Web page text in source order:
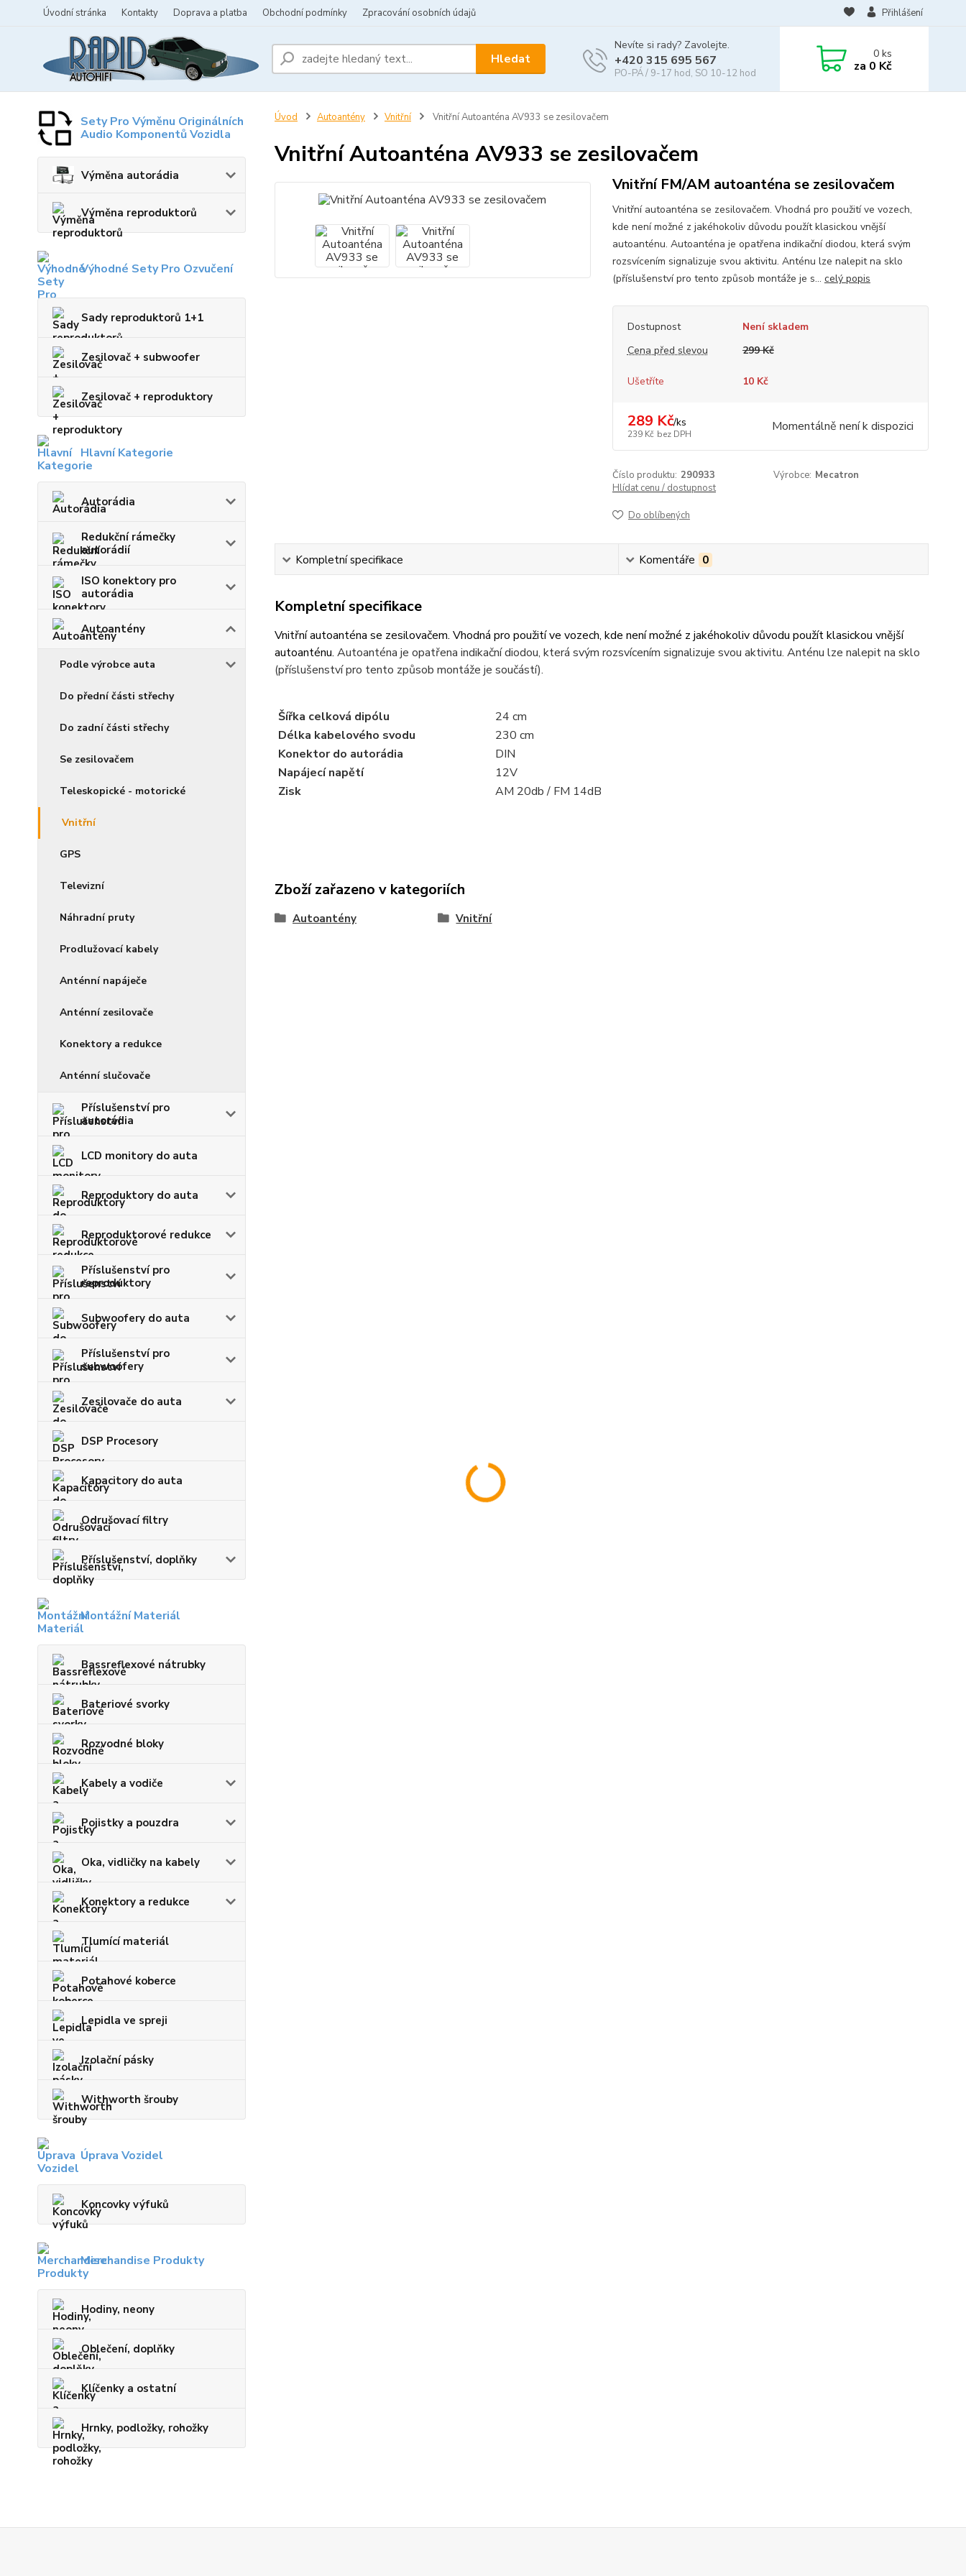
Úvodní stránka Kontakty Doprava a platba Obchodní podmínky Zpracování osobních údajů Přihlášení
Hledat
Nevíte si rady? Zavolejte.
+420 315 695 567
PO-PÁ / 9-17 hod, SO 10-12 hod
0ks
za 0 Kč
Sety Pro Výměnu Originálních
Audio Komponentů Vozidla
Výměna autorádia
Výměna reproduktorů
Výhodné Sety Pro Ozvučení
Sady reproduktorů 1+1
Zesilovač + subwoofer
Zesilovač + reproduktory
Hlavní Kategorie
Autorádia
Redukční rámečky
autorádií
ISO konektory pro
autorádia
Autoantény
Podle výrobce auta
Do přední části střechy
Do zadní části střechy
Se zesilovačem
Teleskopické - motorické
Vnitřní
GPS
Televizní
Náhradní pruty
Prodlužovací kabely
Anténní napáječe
Anténní zesilovače
Konektory a redukce
Anténní slučovače
Příslušenství pro
autorádia
LCD monitory do auta
Reproduktory do auta
Reproduktorové redukce
Příslušenství pro
reproduktory
Subwoofery do auta
Příslušenství pro
subwoofery
Zesilovače do auta
DSP Procesory
Kapacitory do auta
Odrušovací filtry
Příslušenství, doplňky
Montážní Materiál
Bassreflexové nátrubky
Bateriové svorky
Rozvodné bloky
Kabely a vodiče
Pojistky a pouzdra
Oka, vidličky na kabely
Konektory a redukce
Tlumící materiál
Potahové koberce
Lepidla ve spreji
Izolační pásky
Withworth šrouby
Úprava Vozidel
Koncovky výfuků
Merchandise Produkty
Hodiny, neony
Oblečení, doplňky
Klíčenky a ostatní
Hrnky, podložky, rohožky
Úvod Autoantény Vnitřní Vnitřní Autoanténa AV933 se zesilovačem
Vnitřní Autoanténa AV933 se zesilovačem
Vnitřní FM/AM autoanténa se zesilovačem
Vnitřní autoanténa se zesilovačem. Vhodná pro použití ve vozech,
kde není možné z jakéhokoliv důvodu použít klasickou vnější
autoanténu. Autoanténa je opatřena indikační diodou, která svým
rozsvícením signalizuje svou aktivitu. Anténu lze nalepit na sklo
(příslušenství pro tento způsob montáže je s... celý popis
Dostupnost
Není skladem
Cena před slevou
299 Kč
Ušetříte 10 Kč
289 Kč/ks
239 Kč bez DPH Momentálně není k dispozici
Číslo produktu: 290933 Výrobce: Mecatron
Hlídat cenu / dostupnost
Do oblíbených
Kompletní specifikace Komentáře 0
Kompletní specifikace
Vnitřní autoanténa se zesilovačem. Vhodná pro použití ve vozech, kde není možné z jakéhokoliv důvodu použít klasickou vnější
autoanténu. Autoanténa je opatřena indikační diodou, která svým rozsvícením signalizuje svou aktivitu. Anténu lze nalepit na sklo
(příslušenství pro tento způsob montáže je součástí).
Šířka celková dipólu
24 cm
Délka kabelového svodu
230 cm
Konektor do autorádia
DIN
Napájecí napětí
12V
Zisk
AM 20db / FM 14dB
Zboží zařazeno v kategoriích
Autoantény Vnitřní